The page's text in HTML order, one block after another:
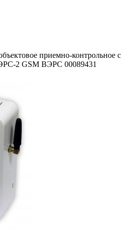
приемно-контрольное с
2 GSM ВЭРС 00089431